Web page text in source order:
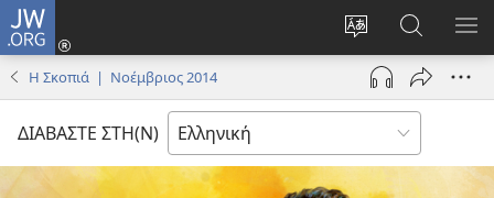
JW.ORG
Αλλαγή
γλώσσας
ιστότοπου
Σύνδεση
(ανοίγει
παράθυρο)
στο
JW.ORG
Η Σκοπιά | Νοέμβριος 2014
ΔΙΑΒΑΣΤΕ ΣΤΗ(Ν)